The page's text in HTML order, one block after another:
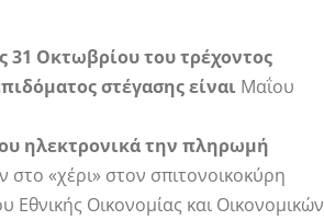
31 Οκτωβρίου του τρέχοντος
στέγασηςείναι Μαΐου
ηλεκτρονικά την πληρωμή
«χέρι» στον σπιτονοικοκύρη
Οικονομίας και Οικονομικών